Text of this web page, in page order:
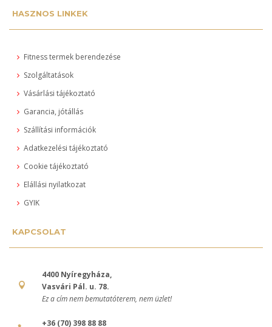
HASZNOS LINKEK
Fitness termek berendezése
Szolgáltatások
Vásárlási tájékoztató
Garancia, jótállás
Szállítási információk
Adatkezelési tájékoztató
Cookie tájékoztató
Elállási nyilatkozat
GYIK
KAPCSOLAT
4400 Nyíregyháza,
Vasvári Pál. u. 78.
Ez a cím nem bemutatóterem, nem üzlet!
+36 (70) 398 88 88